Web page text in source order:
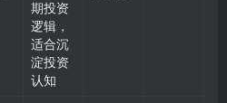
期投资
逻辑，
适合沉
淀投资
认知